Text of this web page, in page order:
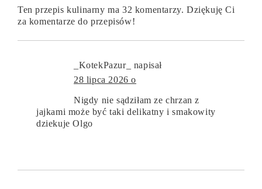
Ten przepis kulinarny ma 32 komentarzy. Dziękuję Ci
za komentarze do przepisów!
_KotekPazur_
napisał
28 lipca 2026 o
Nigdy nie sądziłam ze chrzan z
jajkami może być taki delikatny i smakowity
dziekuje Olgo